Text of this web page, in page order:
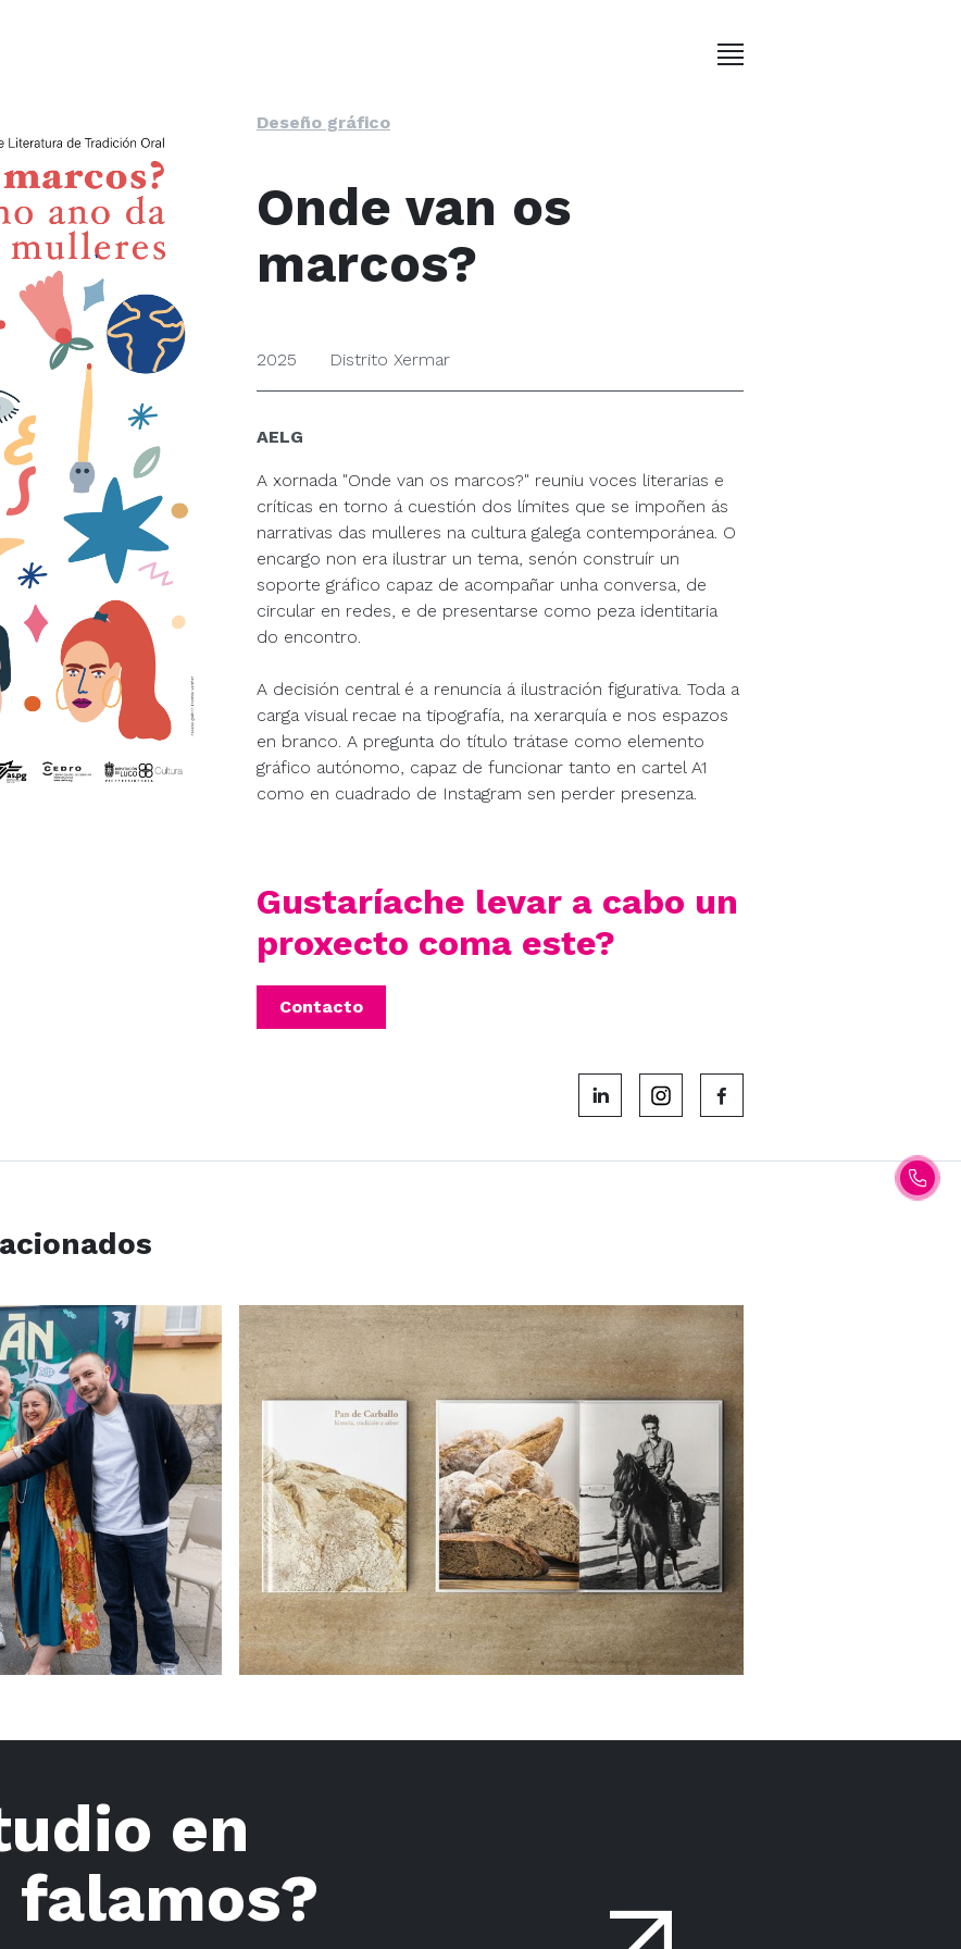
Deseño gráfico
Onde van os
marcos?
2025 Distrito Xermar
AELG
A xornada "Onde van os marcos?" reuniu voces literarias e
críticas en torno á cuestión dos límites que se impoñen ás
narrativas das mulleres na cultura galega contemporánea. O
encargo non era ilustrar un tema, senón construír un
soporte gráfico capaz de acompañar unha conversa, de
circular en redes, e de presentarse como peza identitaria
do encontro.
A decisión central é a renuncia á ilustración figurativa. Toda a
carga visual recae na tipografía, na xerarquía e nos espazos
en branco. A pregunta do título trátase como elemento
gráfico autónomo, capaz de funcionar tanto en cartel A1
como en cuadrado de Instagram sen perder presenza.
Gustaríache levar a cabo un
proxecto coma este?
Contacto
en
falamos?